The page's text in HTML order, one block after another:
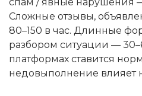
Сложные отзывы,
80–150 в час. Длинные
разбором ситуации —
платформах ставится
недовыполнение влияет